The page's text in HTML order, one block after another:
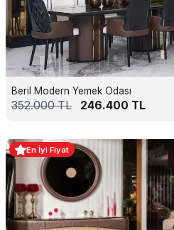
Beril Modern Yemek Odası
352.000TL 246.400 TL
En İyi Fiyat